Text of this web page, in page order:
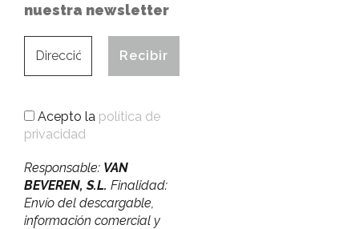
nuestra newsletter
Acepto la política de
privacidad
Responsable: VAN
BEVEREN, S.L. Finalidad:
Envío del descargable,
información comercial y